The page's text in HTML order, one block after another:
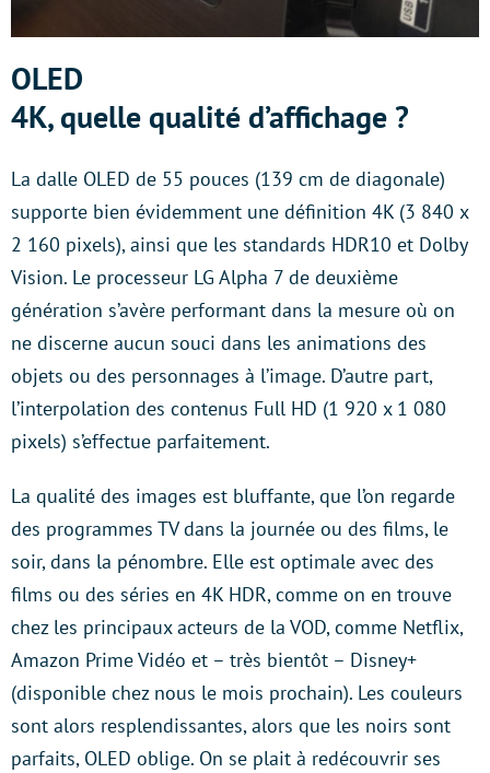
OLED
4K, quelle qualité d’affichage ?
La dalle OLED de 55 pouces (139 cm de diagonale)
supporte bien évidemment une définition 4K (3 840 x
2 160 pixels), ainsi que les standards HDR10 et Dolby
Vision. Le processeur LG Alpha 7 de deuxième
génération s’avère performant dans la mesure où on
ne discerne aucun souci dans les animations des
objets ou des personnages à l’image. D’autre part,
l’interpolation des contenus Full HD (1 920 x 1 080
pixels) s’effectue parfaitement.
La qualité des images est bluffante, que l’on regarde
des programmes TV dans la journée ou des films, le
soir, dans la pénombre. Elle est optimale avec des
films ou des séries en 4K HDR, comme on en trouve
chez les principaux acteurs de la VOD, comme Netflix,
Amazon Prime Vidéo et – très bientôt – Disney+
(disponible chez nous le mois prochain). Les couleurs
sont alors resplendissantes, alors que les noirs sont
parfaits, OLED oblige. On se plait à redécouvrir ses